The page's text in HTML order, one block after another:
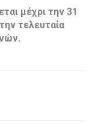
μέχρι την 31
τελευταία